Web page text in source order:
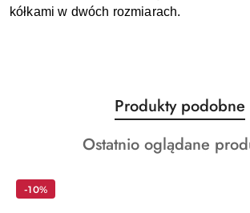
kółkami w dwóch rozmiarach.
Pomiń karuzelę produktów
Produkty
o
statusie:
Produkty podobne
Produkty
Ostatnio oglądane
-10%